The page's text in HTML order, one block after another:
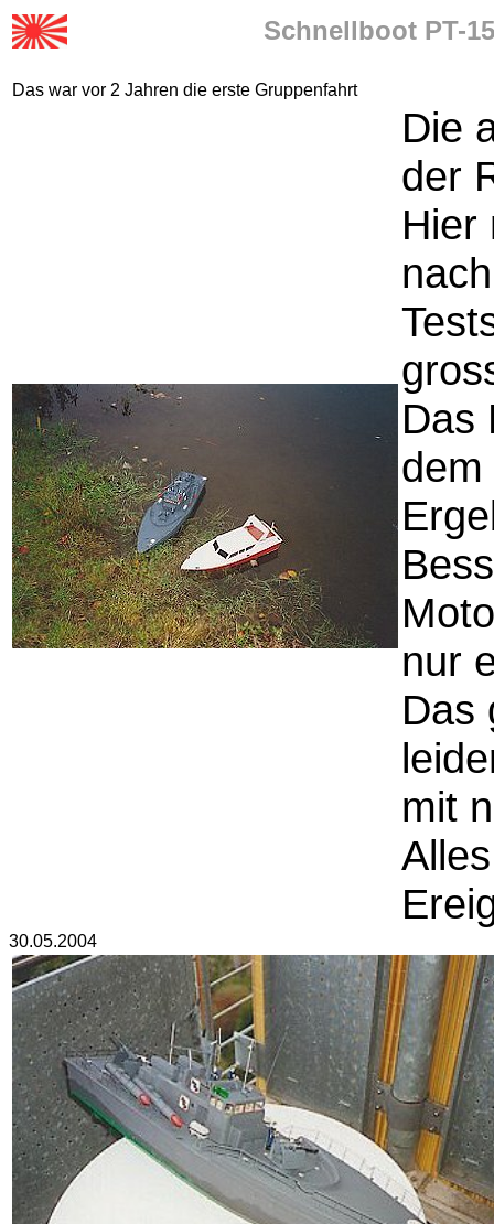
Schnellboot PT-
Das war vor 2 Jahren die erste Gruppenfahrt
Die
der
Hier
Das
nur
Das
mit
30.05.2004